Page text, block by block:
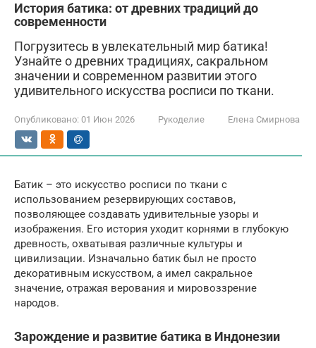
История батика: от древних традиций до
современности
Погрузитесь в увлекательный мир батика!
Узнайте о древних традициях, сакральном
значении и современном развитии этого
удивительного искусства росписи по ткани.
Опубликовано: 01 Июн 2026 Рукоделие Елена Смирнова
Батик – это искусство росписи по ткани с
использованием резервирующих составов,
позволяющее создавать удивительные узоры и
изображения. Его история уходит корнями в глубокую
древность, охватывая различные культуры и
цивилизации. Изначально батик был не просто
декоративным искусством, а имел сакральное
значение, отражая верования и мировоззрение
народов.
Зарождение и развитие батика в Индонезии